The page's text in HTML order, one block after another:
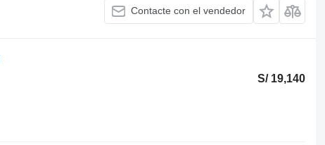
Contacte con el vendedor
S/ 19,140